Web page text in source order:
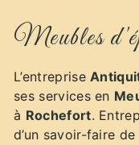
Meubles
L’entreprise
ses services en
à Rochefort.
d’un savoir-faire